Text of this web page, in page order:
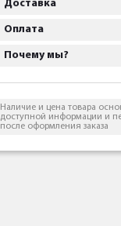
Доставка
Оплата
Почему мы?
Наличие и цена товара
доступной информации и
после оформления заказа